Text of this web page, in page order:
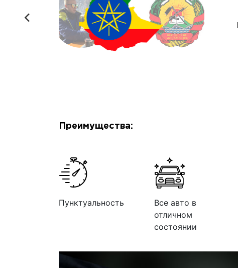
Преимущества:
Пунктуальность
Все авто в
отличном
состоянии